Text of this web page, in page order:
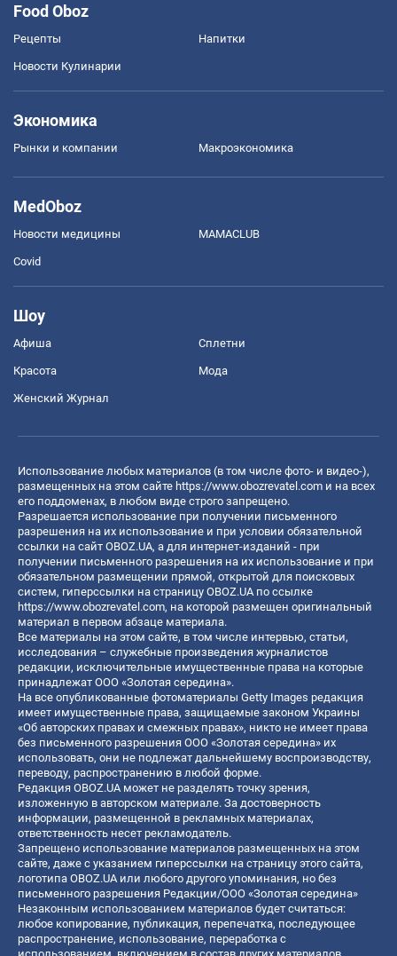
Food Oboz
Рецепты Напитки
Новости Кулинарии
Экономика
Рынки и компании Mакроэкономика
MedOboz
Новости медицины MAMACLUB
Covid
Шоу
Афиша Сплетни
Красота Мода
Женский Журнал
Использование любых материалов (в том числе фото- и видео-),
размещенных на этом сайте https://www.obozrevatel.com и на всех
его поддоменах, в любом виде строго запрещено.
Разрешается использование при получении письменного
разрешения на их использование и при условии обязательной
ссылки на сайт OBOZ.UA, а для интернет-изданий - при
получении письменного разрешения на их использование и при
обязательном размещении прямой, открытой для поисковых
систем, гиперссылки на страницу OBOZ.UA по ссылке
https://www.obozrevatel.com, на которой размещен оригинальный
материал в первом абзаце материала.
Все материалы на этом сайте, в том числе интервью, статьи,
исследования – служебные произведения журналистов
редакции, исключительные имущественные права на которые
принадлежат ООО «Золотая середина».
На все опубликованные фотоматериалы Getty Images редакция
имеет имущественные права, защищаемые законом Украины
«Об авторских правах и смежных правах», никто не имеет права
без письменного разрешения ООО «Золотая середина» их
использовать, они не подлежат дальнейшему воспроизводству,
переводу, распространению в любой форме.
Редакция OBOZ.UA может не разделять точку зрения,
изложенную в авторском материале. За достоверность
информации, размещенной в рекламных материалах,
ответственность несет рекламодатель.
Запрещено использование материалов размещенных на этом
сайте, даже с указанием гиперссылки на страницу этого сайта,
логотипа OBOZ.UA или любого другого упоминания, но без
письменного разрешения Редакции/ООО «Золотая середина»
Незаконным использованием материалов будет считаться:
любое копирование, публикация, перепечатка, последующее
распространение, использование, переработка с